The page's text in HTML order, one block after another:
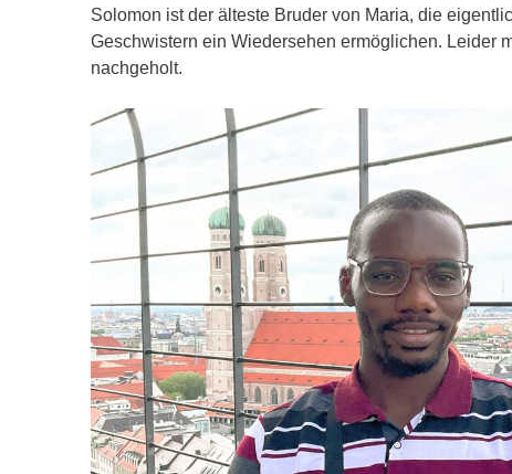
Solomon ist der älteste Bruder von Maria, die
Geschwistern ein Wiedersehen ermöglichen. Leider
nachgeholt.